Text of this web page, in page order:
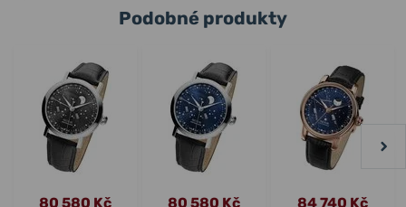
Podobné produkty
80 580 Kč 80 580 Kč 84 740 Kč